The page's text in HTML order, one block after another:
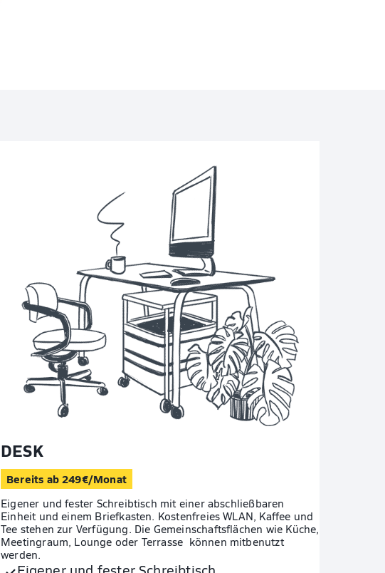
DESK
Bereits ab 249€/Monat
Eigener und fester Schreibtisch mit einer abschließbaren
Einheit und einem Briefkasten. Kostenfreies WLAN, Kaffee und
Tee stehen zur Verfügung. Die Gemeinschaftsflächen wie Küche,
Meetingraum, Lounge oder Terrasse können mitbenutzt
werden.